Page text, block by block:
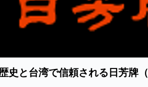
史と台湾で信頼される日芳牌